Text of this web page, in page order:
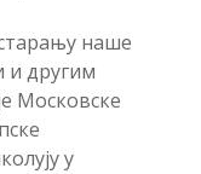
наше
и другим
Московске
у